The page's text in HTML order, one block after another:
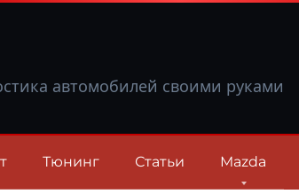
автомобилей своими руками
Тюнинг Статьи Mazda